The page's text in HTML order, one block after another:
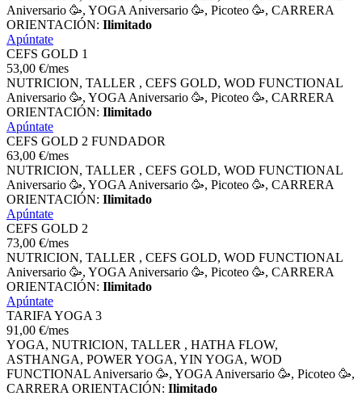
Aniversario 🥳, YOGA Aniversario 🥳, Picoteo 🥳, CARRERA
ORIENTACIÓN: Ilimitado
Apúntate
CEFS GOLD 1
53,00 €/mes
NUTRICION, TALLER , CEFS GOLD, WOD FUNCTIONAL
Aniversario 🥳, YOGA Aniversario 🥳, Picoteo 🥳, CARRERA
ORIENTACIÓN: Ilimitado
Apúntate
CEFS GOLD 2 FUNDADOR
63,00 €/mes
NUTRICION, TALLER , CEFS GOLD, WOD FUNCTIONAL
Aniversario 🥳, YOGA Aniversario 🥳, Picoteo 🥳, CARRERA
ORIENTACIÓN: Ilimitado
Apúntate
CEFS GOLD 2
73,00 €/mes
NUTRICION, TALLER , CEFS GOLD, WOD FUNCTIONAL
Aniversario 🥳, YOGA Aniversario 🥳, Picoteo 🥳, CARRERA
ORIENTACIÓN: Ilimitado
Apúntate
TARIFA YOGA 3
91 ,00 €/mes
YOGA, NUTRICION, TALLER , HATHA FLOW,
ASTHANGA, POWER YOGA, YIN YOGA, WOD
FUNCTIONAL Aniversario 🥳, YOGA Aniversario 🥳, Picoteo 🥳,
CARRERA ORIENTACIÓN: Ilimitado